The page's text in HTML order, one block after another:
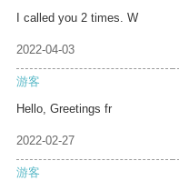
I called you 2 times. W
2022-04-03
游客
Hello, Greetings fr
2022-02-27
游客